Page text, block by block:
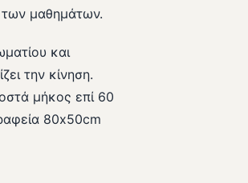
των μαθημάτων.
και
την κίνηση.
μήκος επί 60
80x50cm